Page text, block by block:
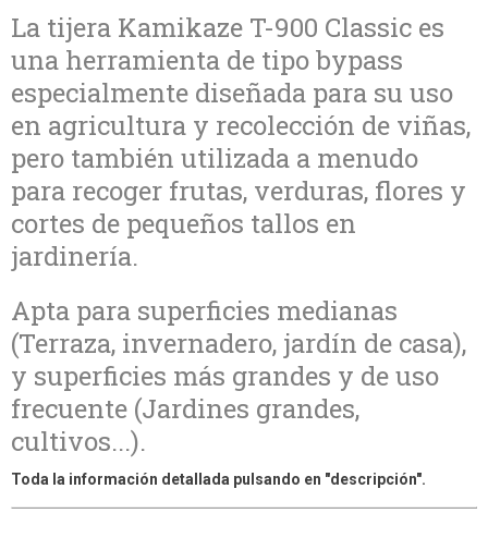
La tijera Kamikaze T-900 Classic es
una herramienta de tipo bypass
especialmente diseñada para su uso
en agricultura y recolección de viñas,
pero también utilizada a menudo
para recoger frutas, verduras, flores y
cortes de pequeños tallos en
jardinería.
Apta para superficies medianas
(Terraza, invernadero, jardín de casa),
y superficies más grandes y de uso
frecuente (Jardines grandes,
cultivos...).
Toda la información detallada pulsando en "descripción".